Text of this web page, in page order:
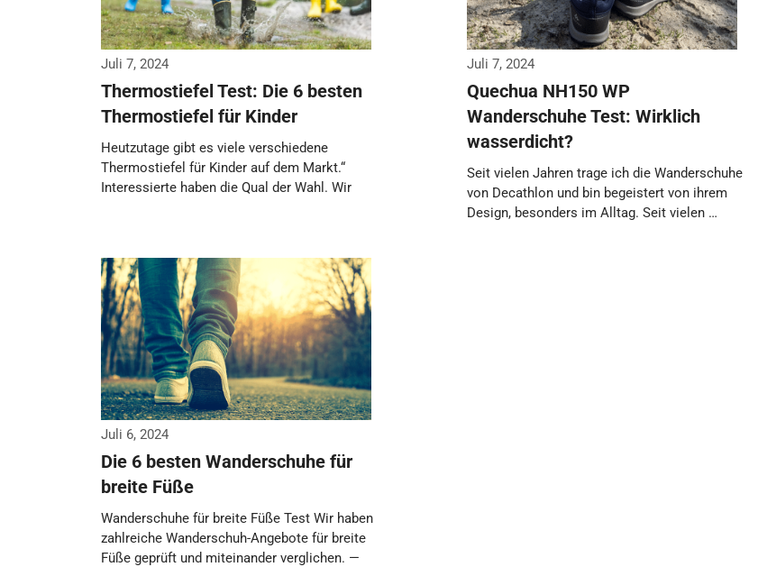
Juli 7, 2024
Thermostiefel Test: Die 6 besten
Thermostiefel für Kinder
Heutzutage gibt es viele verschiedene
Thermostiefel für Kinder auf dem Markt.“
Interessierte haben die Qual der Wahl. Wir
Weiterlesen…
Juli 7, 2024
Quechua NH150 WP
Wanderschuhe Test: Wirklich
wasserdicht?
Seit vielen Jahren trage ich die Wanderschuhe
von Decathlon und bin begeistert von ihrem
Design, besonders im Alltag. Seit vielen …
Juli 6, 2024
Die 6 besten Wanderschuhe für
breite Füße
Wanderschuhe für breite Füße Test Wir haben
zahlreiche Wanderschuh-Angebote für breite
Füße geprüft und miteinander verglichen. —